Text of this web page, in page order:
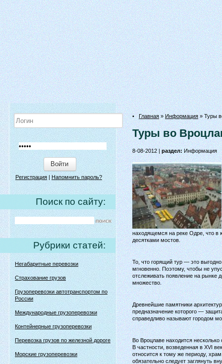
Войти
Регистрация|Напомнить пароль?
Поиск по сайту:
Рубрики статей:
Негабаритные перевозки
Страхование грузов
Грузоперевозки автотранспортом по
России
Международные грузоперевозки
Контейнерные грузоперевозки
Перевозка грузов по железной дороге
Морские грузоперевозки
•Главная»Информация» Туры
Туры во
8-08-2012 |раздел:Информация
находящемся на реке Одре, что в
десятками мостов.
То, что горящий тур — это
мгновенно. Поэтому, чтобы не
отслеживать появление на рынке
множество.
Древнейшие памятники
предназначение которого —
справедливо называют городом
Во Вроцлаве находится
В частности, возведенная в XVI
относится к тому же периоду,
обязательно следует заглянуть